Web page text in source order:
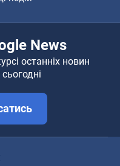
News
останніх новин